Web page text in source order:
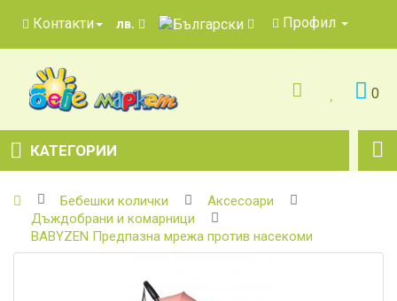
Контакти лв. Профил
0
КАТЕГОРИИ
Бебешки колички
Аксесоари
Дъждобрани и комарници
BABYZEN Предпазна мрежа против насекоми